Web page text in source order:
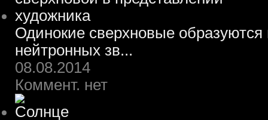
Одинокие сверхновые образуются
нейтронных зв...
08.08.2014
Коммент. нет